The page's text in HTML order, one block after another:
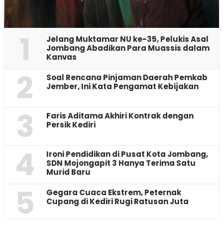
1
Jelang Muktamar NU ke-35, Pelukis Asal
Jombang Abadikan Para Muassis dalam
Kanvas
2
‎Soal Rencana Pinjaman Daerah Pemkab
Jember, Ini Kata Pengamat Kebijakan ‎
3
Faris Aditama Akhiri Kontrak dengan
Persik Kediri
4
Ironi Pendidikan di Pusat Kota Jombang,
SDN Mojongapit 3 Hanya Terima Satu
Murid Baru
5
‎Gegara Cuaca Ekstrem, Peternak
Cupang di Kediri Rugi Ratusan Juta